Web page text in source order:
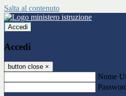
Salta al contenuto
Accedi
Accedi
button close ×
Nome